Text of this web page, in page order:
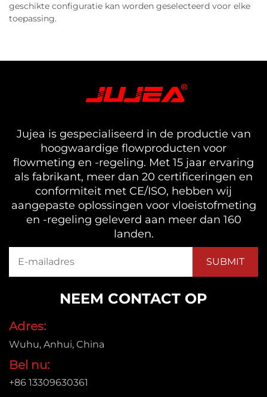
geschikte configuratie kan worden geselecteerd voor elke
toepassing.
Jujea is gespecialiseerd in de productie van
hoogwaardige flowproducten voor
flowmeting en -regeling. Met 15 jaar ervaring
als fabrikant, meer dan 20 certificeringen en
conformiteit met CE/ISO, hebben wij
aangepaste oplossingen voor vloeistofmeting
en -regeling geleverd aan meer dan 160
landen.
NEEM CONTACT OP
Adres:
Wuhu, Anhui, China
Bel nu:
+86 13309630361